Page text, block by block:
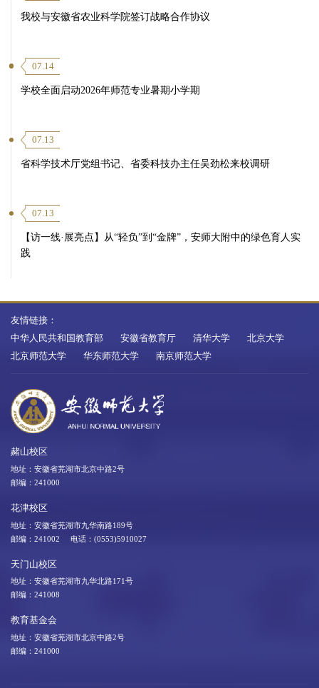
我校与安徽省农业科学院签订战略合作协议
07.14
学校全面启动2026年师范专业暑期小学期
07.13
省科学技术厅党组书记、省委科技办主任吴劲松来校调研
07.13
【访一线·展亮点】从“轻负”到“金牌”，安师大附中的绿色育人实
践
友情链接：
中华人民共和国教育部
安徽省教育厅 清华大学
北京大学
北京师范大学
华东师范大学 南京师范大学
赭山校区
地址：安徽省芜湖市北京中路2号
邮编：241000
花津校区
地址：安徽省芜湖市九华南路189号
邮编：241002 电话：(0553)5910027
天门山校区
地址：安徽省芜湖市九华北路171号
邮编：241008
教育基金会
地址：安徽省芜湖市北京中路2号
邮编：241000